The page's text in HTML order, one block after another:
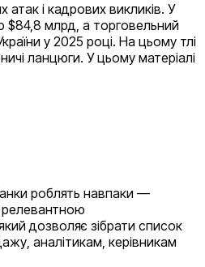
атак і кадрових викликів. У
$84,8 млрд, а торговельний
у 2025 році. На цьому тлі
ланцюги. У цьому матеріалі
роблять навпаки —
релевантною
дозволяє зібрати список
аналітикам, керівникам